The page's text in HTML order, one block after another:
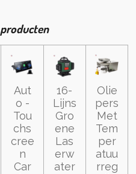
producten
Aut
o -
Tou
chs
cree
n
Car
16-
Lijns
Gro
ene
Las
erw
ater
Olie
pers
Met
Tem
per
atuu
rreg